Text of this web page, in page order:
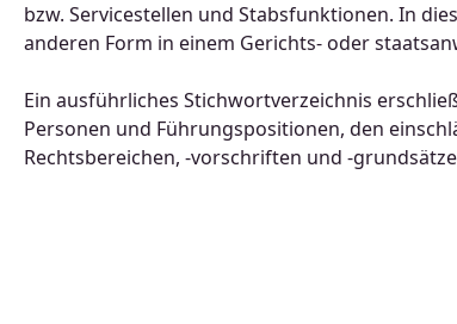
bzw. Servicestellen und Stabsfunktionen. In
anderen Form in einem Gerichts- oder
Ein ausführliches Stichwortverzeichnis
Personen und Führungspositionen, den
Rechtsbereichen, -vorschriften und -